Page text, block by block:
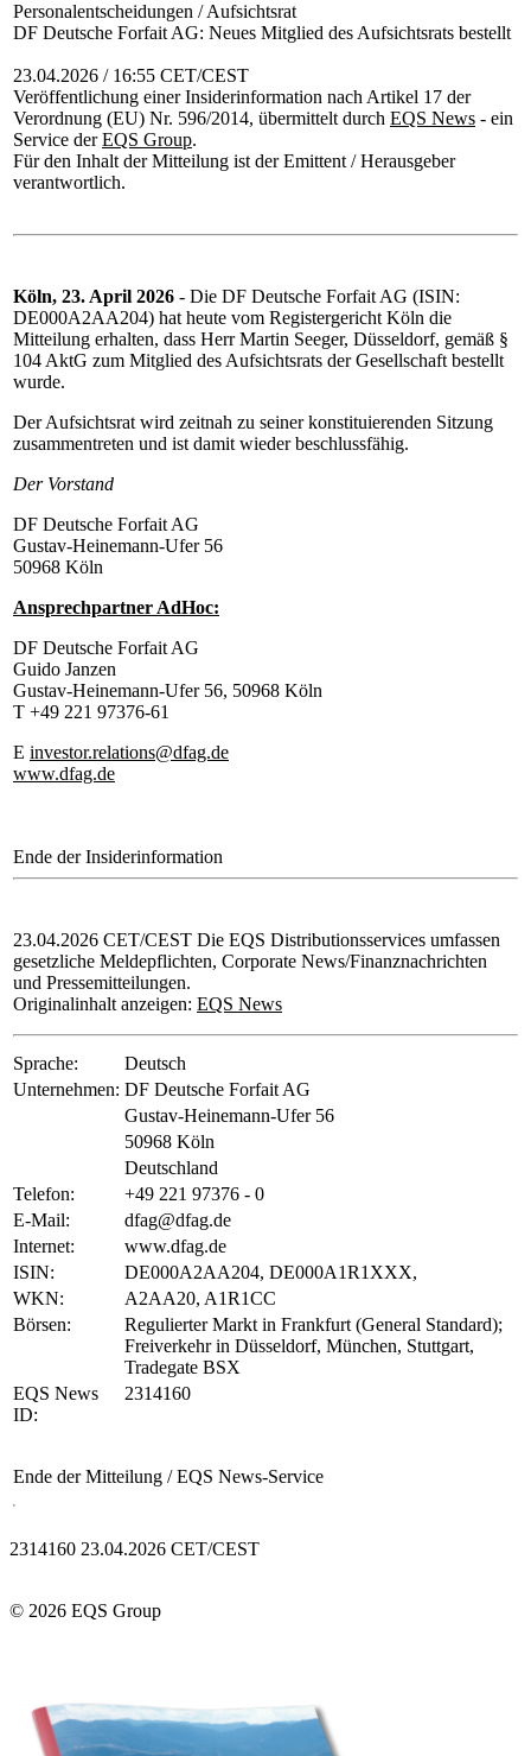
Personalentscheidungen / Aufsichtsrat
DF Deutsche Forfait AG: Neues Mitglied des Aufsichtsrats bestellt
23.04.2026 / 16:55 CET/CEST
Veröffentlichung einer Insiderinformation nach Artikel 17 der
Verordnung (EU) Nr. 596/2014, übermittelt durch EQS News - ein
Service derEQS Group.
Für den Inhalt der Mitteilung ist der Emittent / Herausgeber
verantwortlich.
Köln, 23. April 2026 - Die DF Deutsche Forfait AG (ISIN:
DE000A2AA204) hat heute vom Registergericht Köln die
Mitteilung erhalten, dass Herr Martin Seeger, Düsseldorf, gemäß §
104 AktG zum Mitglied des Aufsichtsrats der Gesellschaft bestellt
wurde.
Der Aufsichtsrat wird zeitnah zu seiner konstituierenden Sitzung
zusammentreten und ist damit wieder beschlussfähig.
Der Vorstand
DF Deutsche Forfait AG
Gustav-Heinemann-Ufer 56
50968 Köln
Ansprechpartner AdHoc:
DF Deutsche Forfait AG
Guido Janzen
Gustav-Heinemann-Ufer 56, 50968 Köln
T +49 221 97376-61
E investor.relations@dfag.de
www.dfag.de
Ende der Insiderinformation
23.04.2026 CET/CEST Die EQS Distributionsservices umfassen
gesetzliche Meldepflichten, Corporate News/Finanznachrichten
und Pressemitteilungen.
Originalinhalt anzeigen: EQS News
Sprache:
Deutsch
Unternehmen: DF Deutsche Forfait AG
Gustav-Heinemann-Ufer 56
50968 Köln
Deutschland
Telefon:
+49 221 97376 - 0
E-Mail:
dfag@dfag.de
Internet:
www.dfag.de
ISIN:
DE000A2AA204, DE000A1R1XXX,
WKN:
A2AA20, A1R1CC
Börsen:
Regulierter Markt in Frankfurt (General Standard);
Freiverkehr in Düsseldorf, München, Stuttgart,
Tradegate BSX
EQS News
ID:
2314160
Ende der Mitteilung / EQS News-Service
2314160 23.04.2026 CET/CEST
© 2026 EQS Group